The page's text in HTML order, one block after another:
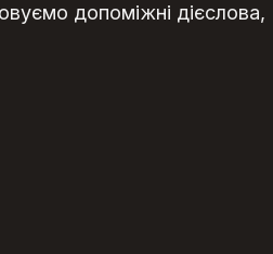
допоміжні дієслова,